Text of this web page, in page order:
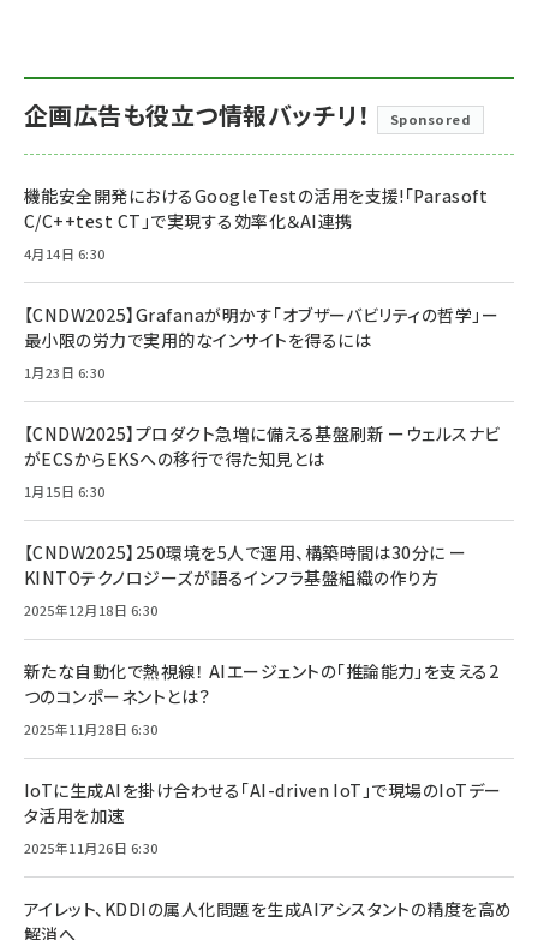
企画広告も役立つ情報バッチリ！ Sponsored
機能安全開発におけるGoogleTestの活用を支援!「Parasoft
C/C++test CT」で実現する効率化＆AI連携
4月14日 6:30
【CNDW2025】Grafanaが明かす「オブザーバビリティの哲学」ー
最小限の労力で実用的なインサイトを得るには
1月23日 6:30
【CNDW2025】プロダクト急増に備える基盤刷新 ーウェルスナビ
がECSからEKSへの移行で得た知見とは
1月15日 6:30
【CNDW2025】250環境を5人で運用、構築時間は30分に ー
KINTOテクノロジーズが語るインフラ基盤組織の作り方
2025年12月18日 6:30
新たな自動化で熱視線！ AIエージェントの「推論能力」を支える2
つのコンポーネントとは？
2025年11月28日 6:30
IoTに生成AIを掛け合わせる「AI-driven IoT」で現場のIoTデー
タ活用を加速
2025年11月26日 6:30
アイレット、KDDIの属人化問題を生成AIアシスタントの精度を高め
解消へ